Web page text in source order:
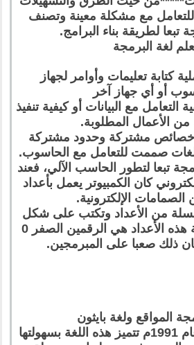
للتعامل مع مشكلة معينة وتصنف
تبعا لطريقة بناء البرامج.
لغة البرمجة
كتابة تعليمات وأوامر لجهاز
أو أي جهاز آخر
التعامل مع البيانات أو كيفية تنفيذ
الأعمال المطلوبة.
خصائص مشتركة وحدود مشتركة
صممت للتعامل مع الحاسوب.
تبعا لتطور الحاسب الآلي، فعند
كان الكمبيوتر يعمل بأعداد
الصمامات الإلكترونية.
من الأعداد وتكتب على شكل
أكواد برمجية طويلة هذه الأعداد هي الرقمين الصفر 0
المواقع ولغة بايثون
كان أول ظهور لها عام 1991م تتميز هذه اللغة بسهولتها